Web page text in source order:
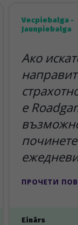
Vecpiebalga -
Jaunpiebalga
Ако
е
ПРОЧЕТИ
Einārs